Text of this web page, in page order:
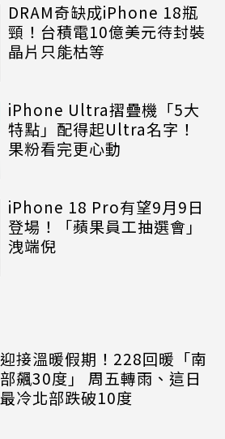
DRAM奇缺成iPhone 18瓶
頸！台積電10億美元待封裝
晶片只能枯等
iPhone Ultra摺疊機「5大
特點」配得起Ultra名字！
果粉看完更心動
iPhone 18 Pro有望9月9日
登場！「蘋果員工抽選會」
洩端倪
迎接溫暖假期！228回暖「南
部飆30度」 周五轉雨、這日
最冷北部跌破10度